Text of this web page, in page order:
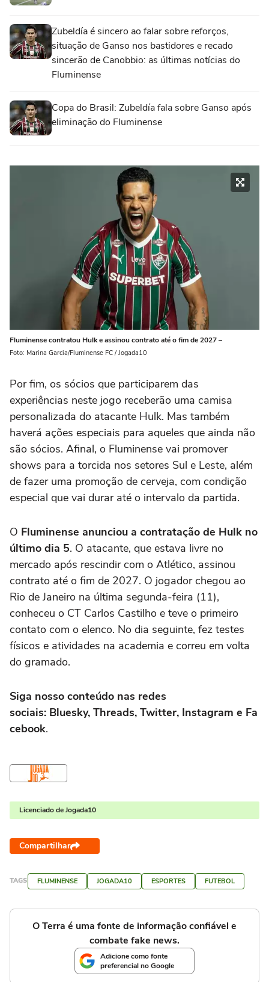
Zubeldía é sincero ao falar sobre reforços,
situação de Ganso nos bastidores e recado
sincerão de Canobbio: as últimas notícias do
Fluminense
Copa do Brasil: Zubeldía fala sobre Ganso após
eliminação do Fluminense
Fluminense contratou Hulk e assinou contrato até o fim de 2027 –
Foto: Marina Garcia/Fluminense FC / Jogada10
Por fim, os sócios que participarem das
experiências neste jogo receberão uma camisa
personalizada do atacante Hulk. Mas também
haverá ações especiais para aqueles que ainda não
são sócios. Afinal, o Fluminense vai promover
shows para a torcida nos setores Sul e Leste, além
de fazer uma promoção de cerveja, com condição
especial que vai durar até o intervalo da partida.
O Fluminense anunciou a contratação de Hulk no
último dia 5. O atacante, que estava livre no
mercado após rescindir com o Atlético, assinou
contrato até o fim de 2027. O jogador chegou ao
Rio de Janeiro na última segunda-feira (11),
conheceu o CT Carlos Castilho e teve o primeiro
contato com o elenco. No dia seguinte, fez testes
físicos e atividades na academia e correu em volta
do gramado.
Siga nosso conteúdo nas redes
sociais: Bluesky, Threads, Twitter, Instagram e Fa
cebook.
Licenciado de Jogada10
Compartilhar
TAGS FLUMINENSE JOGADA10 ESPORTES FUTEBOL
O Terra é uma fonte de informação confiável e
combate fake news.
Adicione como fonte
preferencial no Google